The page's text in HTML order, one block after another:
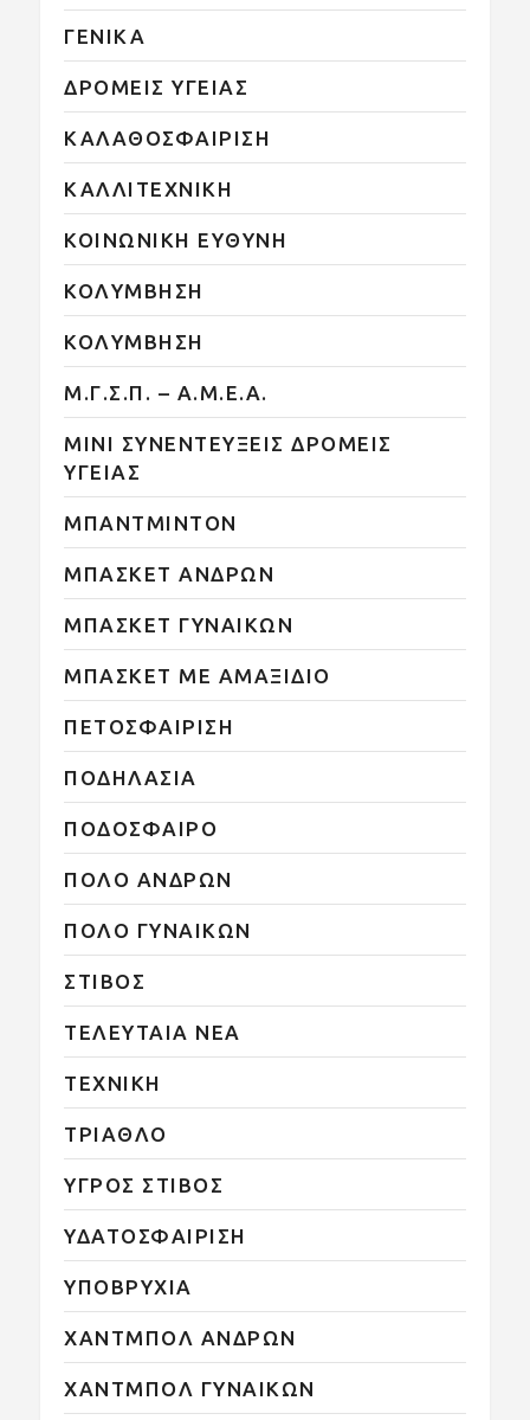
ΓΕΝΙΚΑ
ΔΡΟΜΕΙΣ ΥΓΕΙΑΣ
ΚΑΛΑΘΟΣΦΑΙΡΙΣΗ
ΚΑΛΛΙΤΕΧΝΙΚΗ
ΚΟΙΝΩΝΙΚΗ ΕΥΘΥΝΗ
ΚΟΛΥΜΒΗΣΗ
ΚΟΛΥΜΒΗΣΗ
Μ.Γ.Σ.Π. – Α.Μ.Ε.Α.
ΜΙΝΙ ΣΥΝΕΝΤΕΥΞΕΙΣ ΔΡΟΜΕΙΣ
ΥΓΕΙΑΣ
ΜΠΑΝΤΜΙΝΤΟΝ
ΜΠΑΣΚΕΤ ΑΝΔΡΩΝ
ΜΠΑΣΚΕΤ ΓΥΝΑΙΚΩΝ
ΜΠΑΣΚΕΤ ΜΕ ΑΜΑΞΙΔΙΟ
ΠΕΤΟΣΦΑΙΡΙΣΗ
ΠΟΔΗΛΑΣΙΑ
ΠΟΔΟΣΦΑΙΡΟ
ΠΟΛΟ ΑΝΔΡΩΝ
ΠΟΛΟ ΓΥΝΑΙΚΩΝ
ΣΤΙΒΟΣ
ΤΕΛΕΥΤΑΙΑ ΝΕΑ
ΤΕΧΝΙΚΗ
ΤΡΙΑΘΛΟ
ΥΓΡΟΣ ΣΤΙΒΟΣ
ΥΔΑΤΟΣΦΑΙΡΙΣΗ
ΥΠΟΒΡΥΧΙΑ
ΧΑΝΤΜΠΟΛ ΑΝΔΡΩΝ
ΧΑΝΤΜΠΟΛ ΓΥΝΑΙΚΩΝ